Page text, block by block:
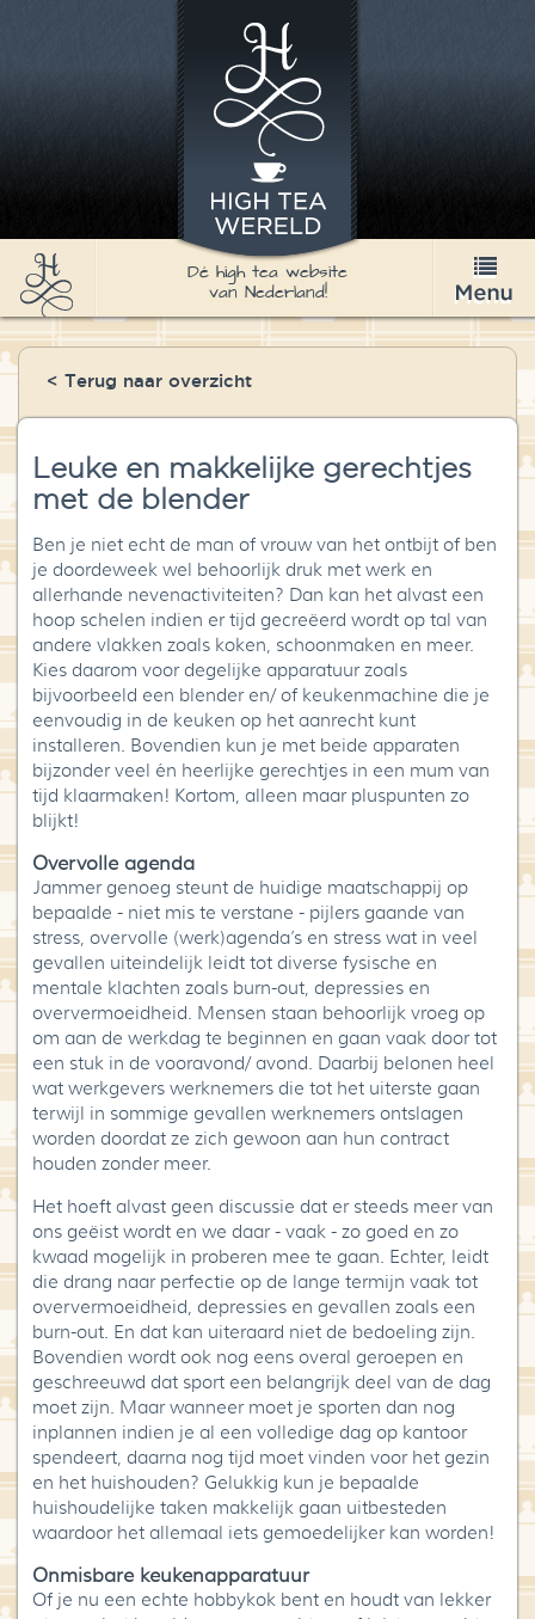
High Tea
Recepten
Thee
Nieuws & Agenda
Blog
Over High Tea Wereld
Contact
Dé high tea website
van Nederland!
< Terug naar overzicht
Leuke en makkelijke gerechtjes
met de blender
Ben je niet echt de man of vrouw van het ontbijt of ben
je doordeweek wel behoorlijk druk met werk en
allerhande nevenactiviteiten? Dan kan het alvast een
hoop schelen indien er tijd gecreëerd wordt op tal van
andere vlakken zoals koken, schoonmaken en meer.
Kies daarom voor degelijke apparatuur zoals
bijvoorbeeld een blender en/ of keukenmachine die je
eenvoudig in de keuken op het aanrecht kunt
installeren. Bovendien kun je met beide apparaten
bijzonder veel én heerlijke gerechtjes in een mum van
tijd klaarmaken! Kortom, alleen maar pluspunten zo
blijkt!
Overvolle agenda
Jammer genoeg steunt de huidige maatschappij op
bepaalde - niet mis te verstane - pijlers gaande van
stress, overvolle (werk)agenda’s en stress wat in veel
gevallen uiteindelijk leidt tot diverse fysische en
mentale klachten zoals burn-out, depressies en
oververmoeidheid. Mensen staan behoorlijk vroeg op
om aan de werkdag te beginnen en gaan vaak door tot
een stuk in de vooravond/ avond. Daarbij belonen heel
wat werkgevers werknemers die tot het uiterste gaan
terwijl in sommige gevallen werknemers ontslagen
worden doordat ze zich gewoon aan hun contract
houden zonder meer.
Het hoeft alvast geen discussie dat er steeds meer van
ons geëist wordt en we daar - vaak - zo goed en zo
kwaad mogelijk in proberen mee te gaan. Echter, leidt
die drang naar perfectie op de lange termijn vaak tot
oververmoeidheid, depressies en gevallen zoals een
burn-out. En dat kan uiteraard niet de bedoeling zijn.
Bovendien wordt ook nog eens overal geroepen en
geschreeuwd dat sport een belangrijk deel van de dag
moet zijn. Maar wanneer moet je sporten dan nog
inplannen indien je al een volledige dag op kantoor
spendeert, daarna nog tijd moet vinden voor het gezin
en het huishouden? Gelukkig kun je bepaalde
huishoudelijke taken makkelijk gaan uitbesteden
waardoor het allemaal iets gemoedelijker kan worden!
Onmisbare keukenapparatuur
Of je nu een echte hobbykok bent en houdt van lekker